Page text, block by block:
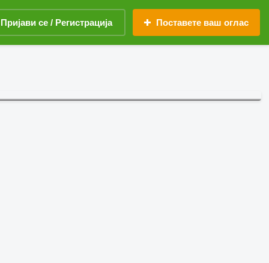
Пријави се / Регистрација Поставете ваш оглас